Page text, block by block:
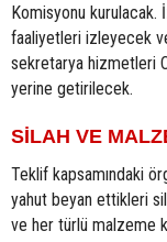
Komisyonu kurulacak.
faaliyetleri izleyecek
sekretarya hizmetleri
yerine getirilecek.
SİLAH VE
Teklif kapsamındaki
yahut beyan ettikleri
ve her türlü malzeme